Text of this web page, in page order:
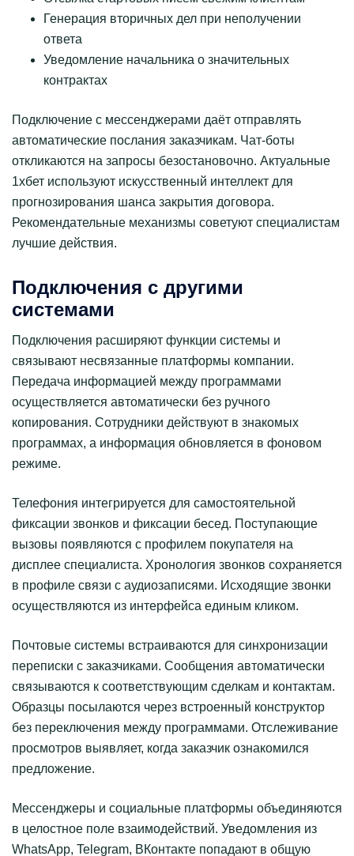
Генерация вторичных дел при неполучении
ответа
Уведомление начальника о значительных
контрактах
Подключение с мессенджерами даёт отправлять
автоматические послания заказчикам. Чат-боты
откликаются на запросы безостановочно. Актуальные
1хбет используют искусственный интеллект для
прогнозирования шанса закрытия договора.
Рекомендательные механизмы советуют специалистам
лучшие действия.
Подключения с другими
системами
Подключения расширяют функции системы и
связывают несвязанные платформы компании.
Передача информацией между программами
осуществляется автоматически без ручного
копирования. Сотрудники действуют в знакомых
программах, а информация обновляется в фоновом
режиме.
Телефония интегрируется для самостоятельной
фиксации звонков и фиксации бесед. Поступающие
вызовы появляются с профилем покупателя на
дисплее специалиста. Хронология звонков сохраняется
в профиле связи с аудиозаписями. Исходящие звонки
осуществляются из интерфейса единым кликом.
Почтовые системы встраиваются для синхронизации
переписки с заказчиками. Сообщения автоматически
связываются к соответствующим сделкам и контактам.
Образцы посылаются через встроенный конструктор
без переключения между программами. Отслеживание
просмотров выявляет, когда заказчик ознакомился
предложение.
Мессенджеры и социальные платформы объединяются
в целостное поле взаимодействий. Уведомления из
WhatsApp, Telegram, ВКонтакте попадают в общую